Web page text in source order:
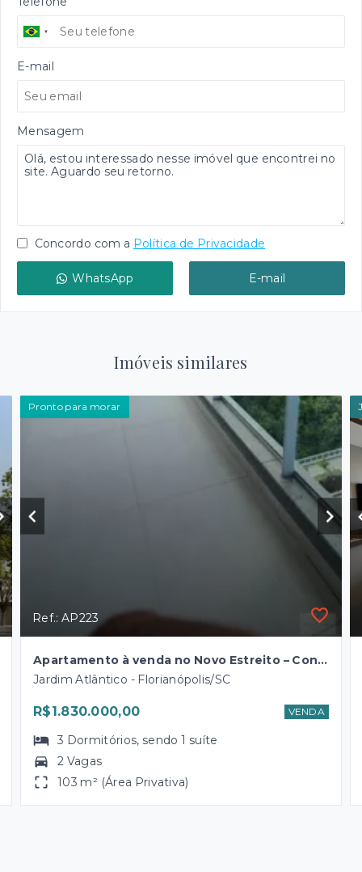
E-mail
Mensagem
Concordo com a Política de Privacidade
WhatsApp E-mail
Imóveis similares
Pronto para morar
Ref.: AP223
Apartamento à venda no Novo Estreito – Conforto, lazer e uma vista incrível!
Jardim Atlântico - Florianópolis/SC
R$1.830.000,00 VENDA
3 Dormitórios, sendo1 suíte
2 Vagas
103 m² (Área Privativa)